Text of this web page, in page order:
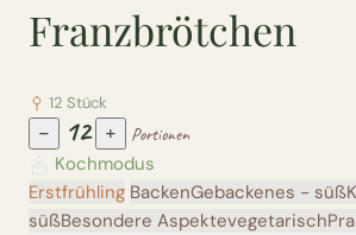
Franzbrötchen
12 Stück
− 12 + Portionen
Kochmodus
Erstfrühling BackenGebackenes - süß
süßBesondere Aspektevegetarisch